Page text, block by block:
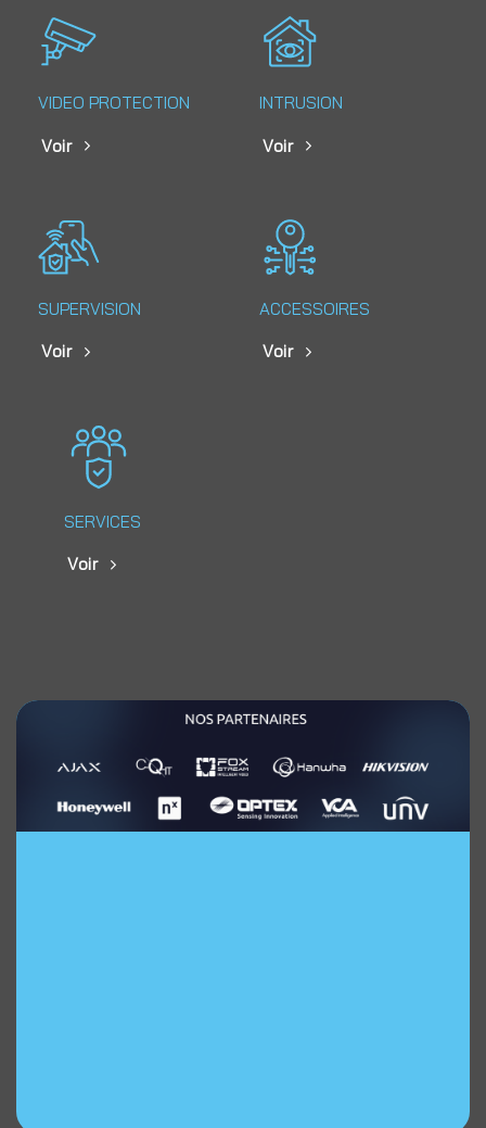
VIDEO PROTECTION
Voir
INTRUSION
Voir
SUPERVISION
Voir
ACCESSOIRES
Voir
SERVICES
Voir